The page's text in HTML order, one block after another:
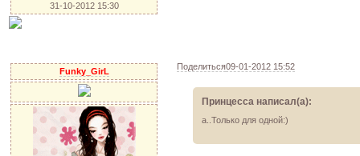
31-10-2012 15:30
Поделиться09-01-2012 15:52
Funky_GirL
Принцесса написал(а):
а..Только для одной:)